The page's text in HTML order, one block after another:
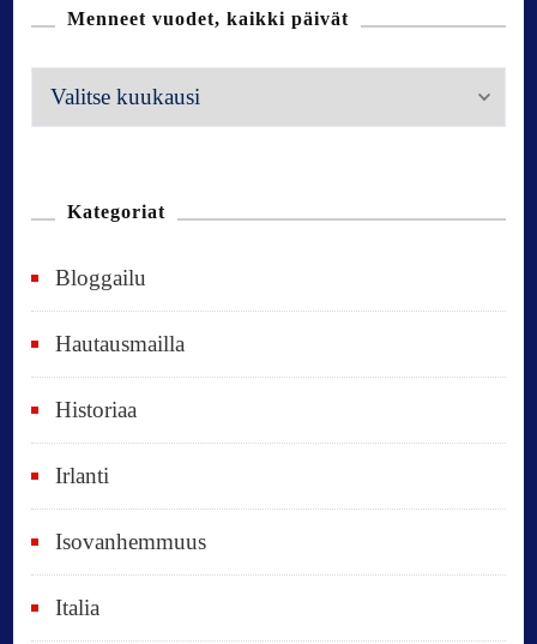
Menneet vuodet, kaikki päivät
M
e
e
v
u
o
e
t
,
Kategoriat
Bloggailu
Hautausmailla
Historiaa
Irlanti
Isovanhemmuus
Italia